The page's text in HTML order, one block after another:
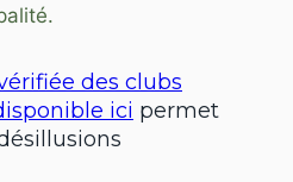
des clubs
ici permet